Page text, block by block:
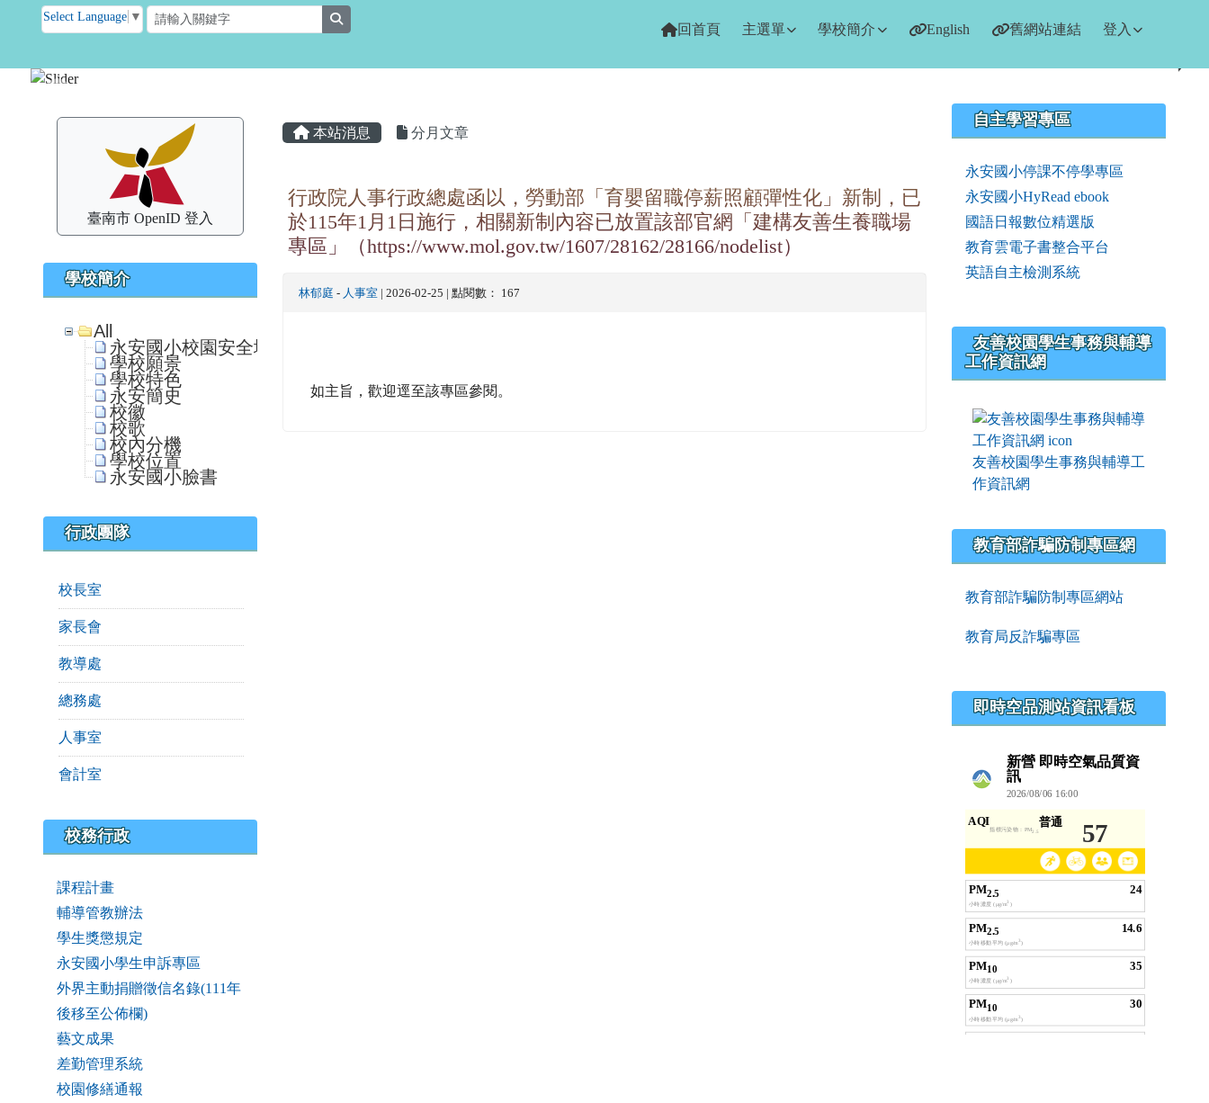
跳至主內容區
臺南市後壁區永安國小
Select Language ▼ search
回首頁 主選單 學校簡介 English 舊網站連結 登入
左邊區域內容
臺南市 OpenID 登入
學校簡介
All
永安國小校園安全地圖
學校願景
學校特色
永安簡史
校徽
校歌
校內分機
學校位置
永安國小臉書
行政團隊
校長室
家長會
教導處
總務處
人事室
會計室
校務行政
課程計畫
輔導管教辦法
學生獎懲規定
永安國小學生申訴專區
外界主動捐贈徵信名錄(111年
後移至公佈欄)
藝文成果
差勤管理系統
校園修繕通報
本站消息 分月文章
行政院人事行政總處函以，勞動部「育嬰留職停薪照顧彈性化」新制，已
於115年1月1日施行，相關新制內容已放置該部官網「建構友善生養職場
專區」（https://www.mol.gov.tw/1607/28162/28166/nodelist）
林郁庭 - 人事室 | 2026-02-25 | 點閱數： 167
如主旨，歡迎逕至該專區參閱。
右邊區域內容
自主學習專區
永安國小停課不停學專區
永安國小HyRead ebook
國語日報數位精選版
教育雲電子書整合平台
英語自主檢測系統
友善校園學生事務與輔導
工作資訊網
友善校園學生事務與輔導工
作資訊網
教育部詐騙防制專區網
教育部詐騙防制專區網站
教育局反詐騙專區
即時空品測站資訊看板